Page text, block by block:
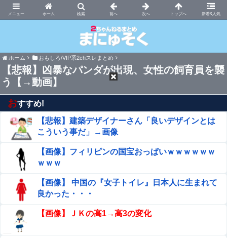
ホーム 新着&人気
まにゅそく 2chまとめニュース速報VIP
ホーム おもしろ/VIP系2chスレまとめ
【悲報】凶暴なパンダが出現、女性の飼育員を襲
う【→動画】
おすすめ!
【悲報】建築デザイナーさん「良いデザインとは
こういう事だ」→画像
【画像】フィリピンの国宝おっぱいｗｗｗｗｗｗ
ｗｗｗ
【画像】 中国の『女子トイレ』日本人に生まれて
良かった・・・
【画像】ＪＫの高1→高3の変化